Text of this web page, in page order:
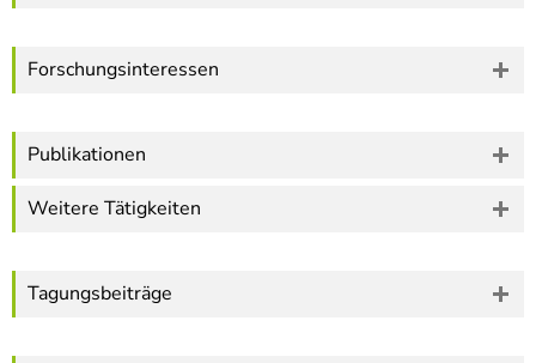
Forschungsinteressen
Publikationen
Weitere Tätigkeiten
Tagungsbeiträge